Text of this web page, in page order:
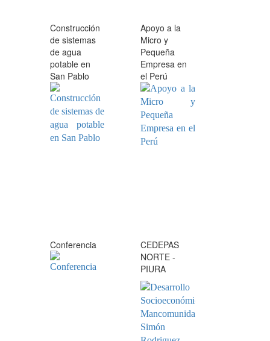
Construcción
de sistemas
de agua
potable en
San Pablo
Apoyo a la
Micro y
Pequeña
Empresa en
el Perú
Conferencia
CEDEPAS
NORTE -
PIURA